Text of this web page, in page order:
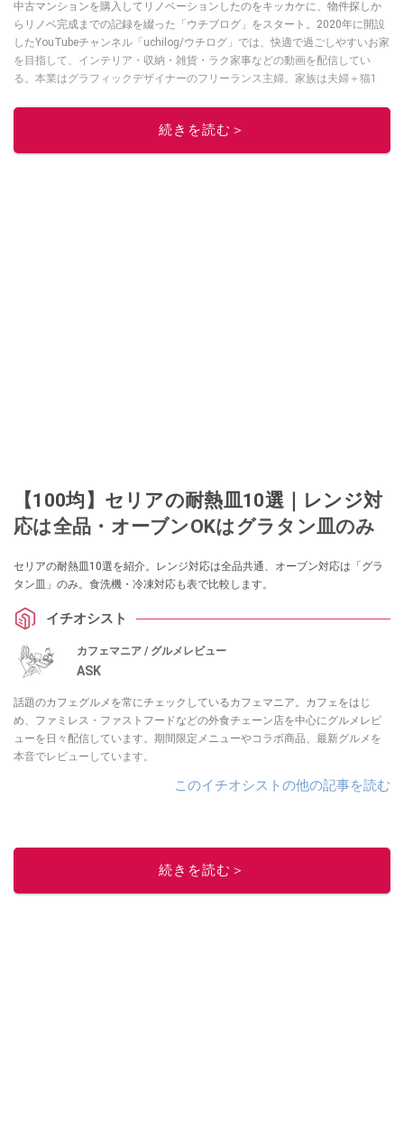
中古マンションを購入してリノベーションしたのをキッカケに、物件探しか
らリノベ完成までの記録を綴った「ウチブログ」をスタート。2020年に開設
したYouTubeチャンネル「uchilog/ウチログ」では、快適で過ごしやすいお家
を目指して、インテリア・収納・雑貨・ラク家事などの動画を配信してい
る。本業はグラフィックデザイナーのフリーランス主婦。家族は夫婦＋猫1
ノベ人気事例1位
続きを読む＞
【100均】セリアの耐熱皿10選｜レンジ対
応は全品・オーブンOKはグラタン皿のみ
セリアの耐熱皿10選を紹介。レンジ対応は全品共通、オーブン対応は「グラ
タン皿」のみ。食洗機・冷凍対応も表で比較します。
イチオシスト
カフェマニア / グルメレビュー
ASK
話題のカフェグルメを常にチェックしているカフェマニア。カフェをはじ
め、ファミレス・ファストフードなどの外食チェーン店を中心にグルメレビ
ューを日々配信しています。期間限定メニューやコラボ商品、最新グルメを
本音でレビューしています。
このイチオシストの他の記事を読む
続きを読む＞